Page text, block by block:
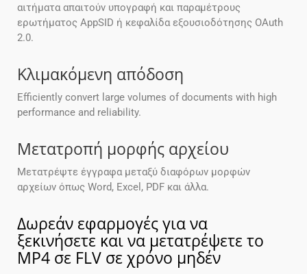
αιτήματα απαιτούν υπογραφή και παραμέτρους
ερωτήματος AppSID ή κεφαλίδα εξουσιοδότησης OAuth
2.0.
Κλιμακόμενη απόδοση
Efficiently convert large volumes of documents with high
performance and reliability.
Μετατροπή μορφής αρχείου
Μετατρέψτε έγγραφα μεταξύ διαφόρων μορφών
αρχείων όπως Word, Excel, PDF και άλλα.
Δωρεάν εφαρμογές για να
ξεκινήσετε και να μετατρέψετε το
MP4 σε FLV σε χρόνο μηδέν